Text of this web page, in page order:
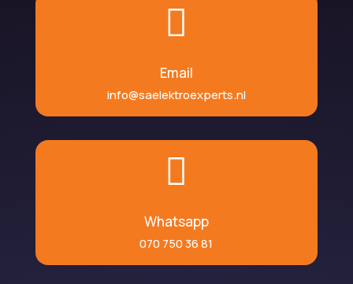

Email
info@saelektroexperts.nl

Whatsapp
070 750 36 81